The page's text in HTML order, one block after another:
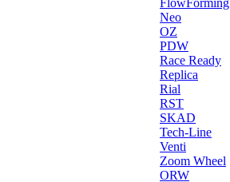
FlowForming
Neo
OZ
PDW
Race Ready
Replica
Rial
RST
SKAD
Tech-Line
Venti
Zoom Wheel
ORW